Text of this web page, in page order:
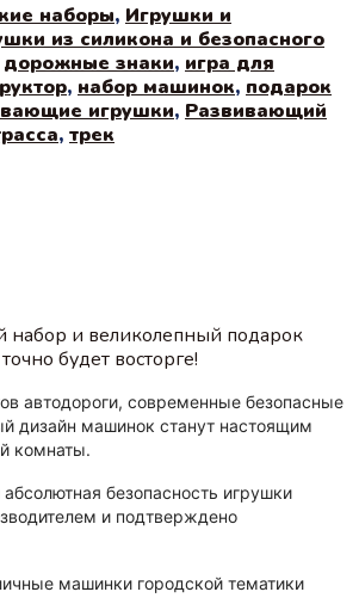
наборы, Игрушки и
из силикона и безопасного
дорожные знаки, игра для
, набор машинок, подарок
игрушки, Развивающий
, трек
набор и великолепный подарок
будет восторге!
автодороги, современные безопасные
дизайн машинок станут настоящим
комнаты.
безопасность игрушки
и подтверждено
машинки городской тематики